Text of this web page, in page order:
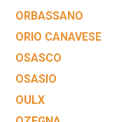
ORBASSANO
ORIO CANAVESE
OSASCO
OSASIO
OULX